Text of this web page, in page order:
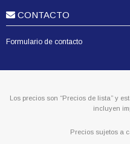
CONTACTO
Formulario de contacto
Los precios son “Precios de lista” y
incluyen
Precios sujetos a